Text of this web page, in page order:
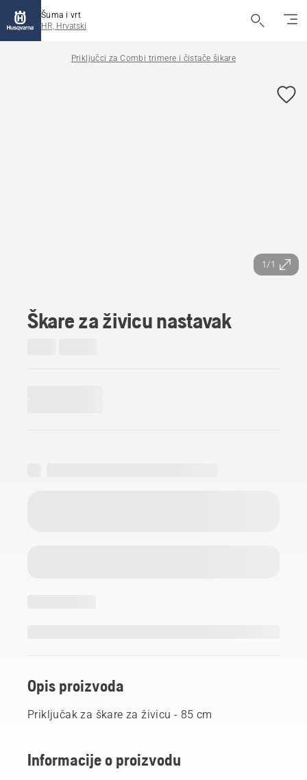
Šuma i vrt
HR, Hrvatski
Priključci za Combi trimere i čistače šikare
1/1
Škare za živicu nastavak
Opis proizvoda
Priključak za škare za živicu - 85 cm
Informacije o proizvodu